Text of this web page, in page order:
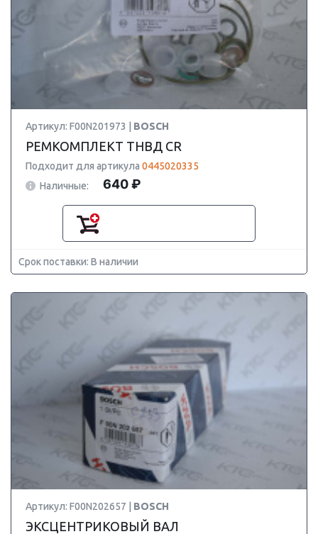
Артикул: F00N201973 | BOSCH
РЕМКОМПЛЕКТ ТНВД CR
Подходит для артикула 0445020335
Наличные:
640 ₽
Срок поставки: В наличии
Артикул: F00N202657 | BOSCH
ЭКСЦЕНТРИКОВЫЙ ВАЛ